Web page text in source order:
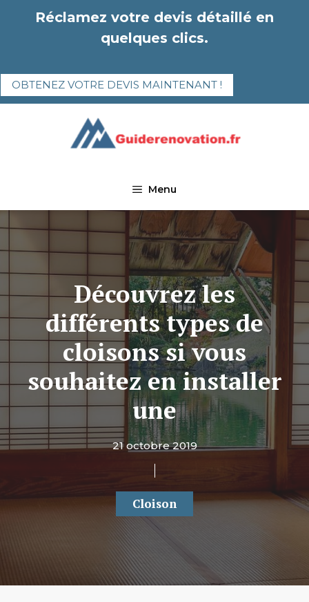
Réclamez votre devis détaillé en
quelques clics.
OBTENEZ VOTRE DEVIS MAINTENANT !
Menu
Découvrez les
différents types de
cloisons si vous
souhaitez en installer
une
21 octobre 2019
Cloison